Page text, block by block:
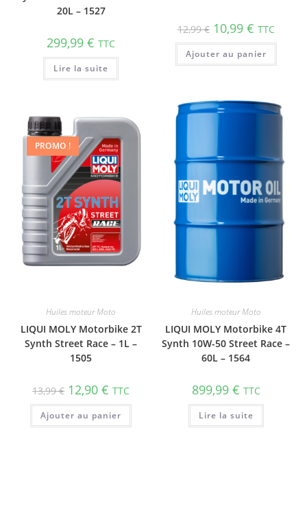
20L – 1527
299,99€ TTC
Lire la suite
12,99€ 10,99 € TTC
Ajouter au panier
PROMO !
Huiles moteur Moto
LIQUI MOLY Motorbike 2T
Synth Street Race – 1L –
1505
13,99€ 12,90€ TTC
Ajouter au panier
Huiles moteur Moto
LIQUI MOLY Motorbike 4T
Synth 10W-50 Street Race –
60L – 1564
899,99 € TTC
Lire la suite